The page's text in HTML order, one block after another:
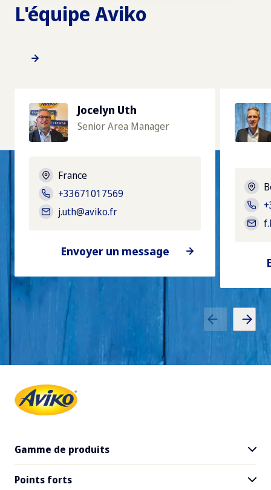
L'équipe Aviko
Jocelyn Uth
Senior Area Manager
France
+33671017569
j.uth@aviko.fr
Envoyer un message
Gamme de produits
Tous les produits
Points forts